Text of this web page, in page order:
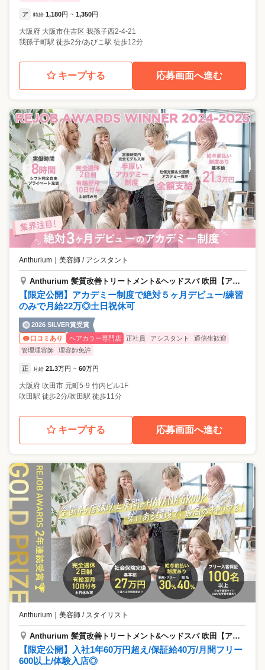
ア 時給 1,180円 ~ 1,350円
大阪府 大阪市住吉区 我孫子西2-4-21
我孫子町駅 徒歩2分/あびこ駅 徒歩12分
キープする 応募画面へ進む
Anthurium 美容師 / アシスタント
Anthurium 髪質改善トリートメント&ヘッドスパ 吹田【アンスリウム】
【限定公開】アカデミー制度で絶対５ヶ月デビュー/練習
のみで月給22万◎土日祝休可
2026 SILVER賞受賞
口コミあり
ヘアカラー専門店 正社員 アシスタント
通信生歓迎
管理理容師
理容師免許
正 月給 21.3万円 ~ 60万円
大阪府 吹田市 元町5-9 竹内ビル1F
吹田駅 徒歩2分/吹田駅 徒歩11分
キープする 応募画面へ進む
Anthurium ｜ 美容師 / スタイリスト
Anthurium 髪質改善トリートメント&ヘッドスパ 吹田【アンスリウム】
【限定公開】入社1年60万円超え/保証給40万/月間フリー
600以上/体験入店◎